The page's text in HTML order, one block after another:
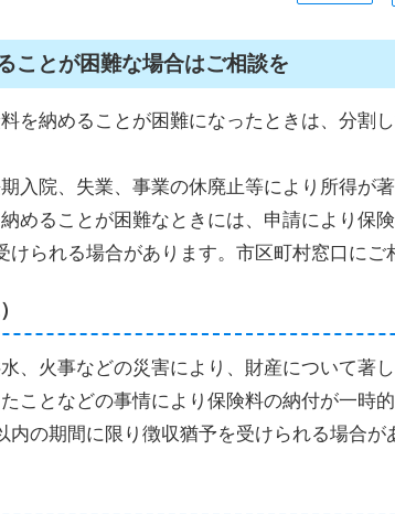
ことが困難な場合はご相談を
を納めることが困難になったときは、分割
入院、失業、事業の休廃止等により所得が
めることが困難なときには、申請により保
られる場合があります。市区町村窓口にご
、火事などの災害により、財産について著
ことなどの事情により保険料の納付が一時
内の期間に限り徴収猶予を受けられる場合が